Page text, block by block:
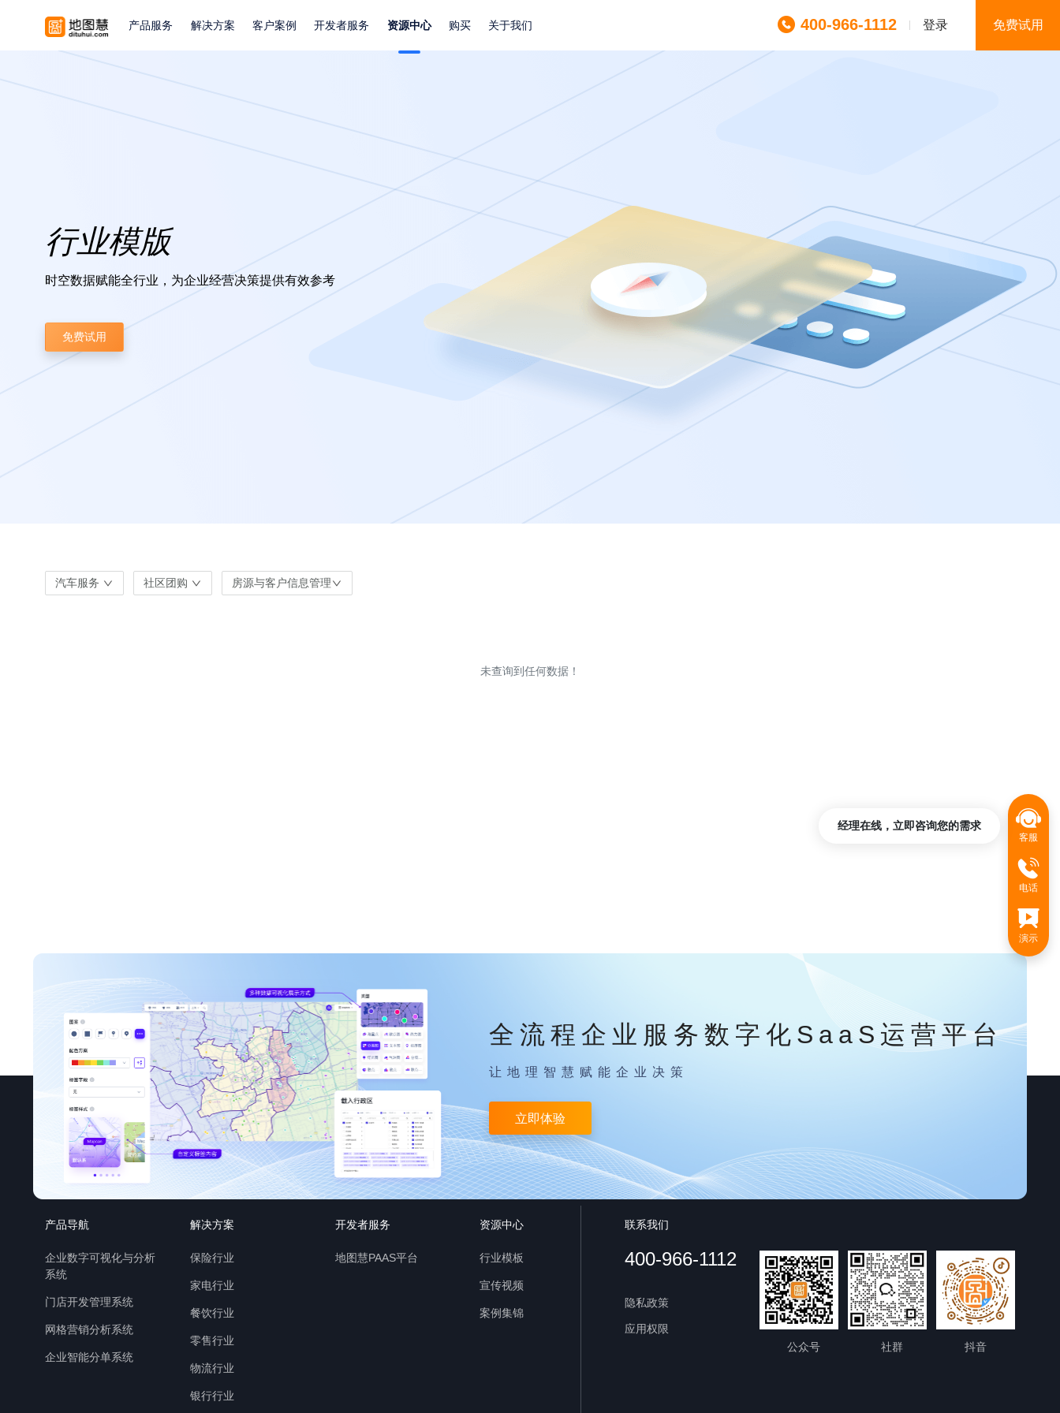
产品服务 解决方案 客户案例 开发者服务 资源中心 购买 关于我们 400-966-1112 登录 免费试用
行业模版
时空数据赋能全行业，为企业经营决策提供有效参考
免费试用
汽车服务 社区团购 房源与客户信息管理
未查询到任何数据！
全流程企业服务数字化SaaS运营平台
让地理智慧赋能企业决策
立即体验
产品导航
企业数字可视化与分析
系统
门店开发管理系统
网格营销分析系统
企业智能分单系统
解决方案
保险行业
家电行业
餐饮行业
零售行业
物流行业
银行行业
开发者服务
地图慧PAAS平台
资源中心
行业模板
宣传视频
案例集锦
联系我们
400-966-1112
隐私政策
应用权限
公众号
社群 抖音
客服
电话
演示
经理在线，立即咨询您的需求